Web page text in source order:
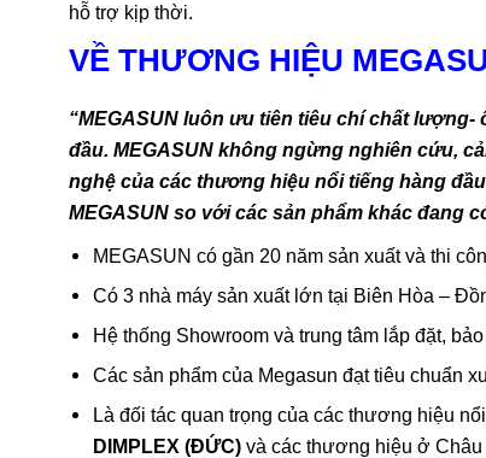
hỗ trợ kịp thời.
VỀ THƯƠNG HIỆU
“MEGASUN luôn ưu tiên tiêu chí chất
đầu. MEGASUN không ngừng nghiên cứu,
nghệ của các thương hiệu nổi tiếng hàng
MEGASUN so với các sản phẩm khác đang
MEGASUN có gần 20 năm sản xuất và thi
Có 3 nhà máy sản xuất lớn tại Biên Hòa –
Hệ thống Showroom và trung tâm lắp đặt,
Các sản phẩm của Megasun đạt tiêu chuẩn
Là đối tác quan trọng của các thương hiệu
DIMPLEX (ĐỨC) và các thương hiệu ở